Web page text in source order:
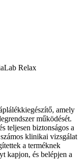
Relax
amely
működését.
teljesen biztonságos a
klinikai vizsgálat
a terméknek
kapjon, és belépjen a